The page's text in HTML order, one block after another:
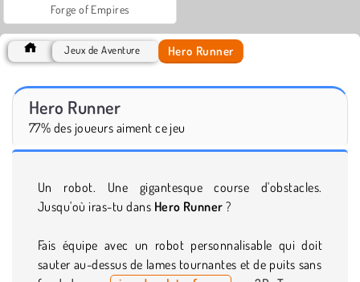
Forge of Empires
Jeux de Aventure Hero Runner
Hero Runner
77% des joueurs aiment ce jeu
Un robot. Une gigantesque course d'obstacles.
Jusqu'où iras-tu dans Hero Runner ?
Fais équipe avec un robot personnalisable qui doit
sauter au-dessus de lames tournantes et de puits sans